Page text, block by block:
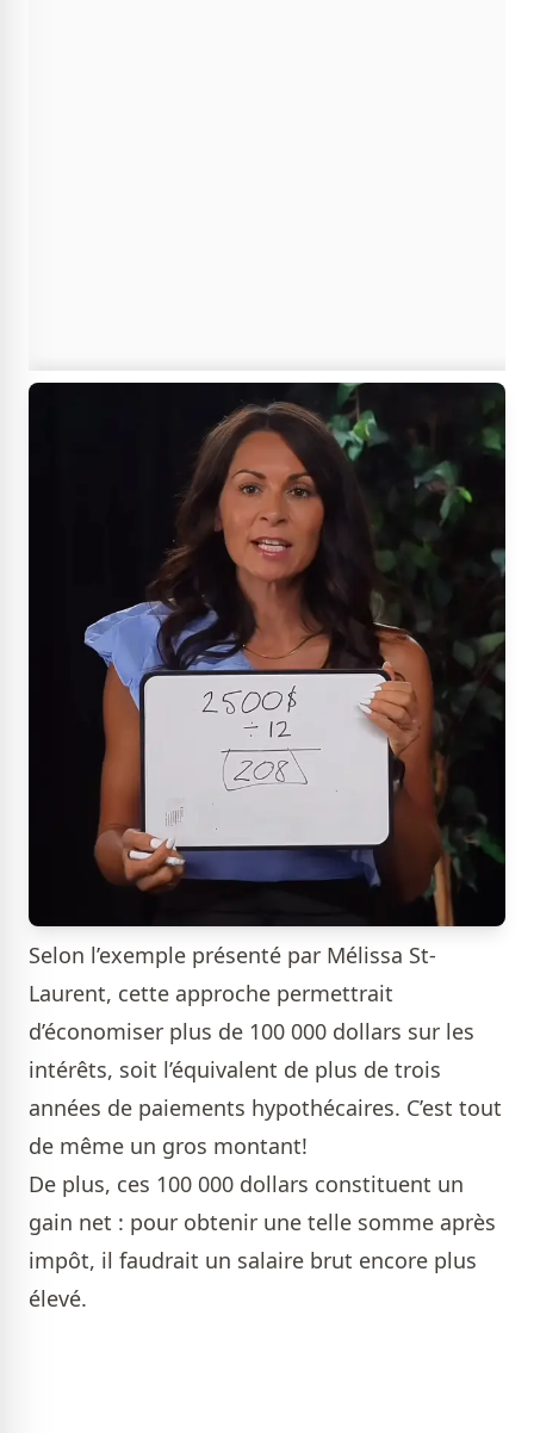
Selon l’exemple présenté par Mélissa St-
Laurent, cette approche permettrait
d’économiser plus de 100 000 dollars sur les
intérêts, soit l’équivalent de plus de trois
années de paiements hypothécaires. C’est tout
de même un gros montant!
De plus, ces 100 000 dollars constituent un
gain net : pour obtenir une telle somme après
impôt, il faudrait un salaire brut encore plus
élevé.